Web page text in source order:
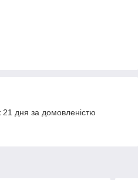
дня за домовленістю